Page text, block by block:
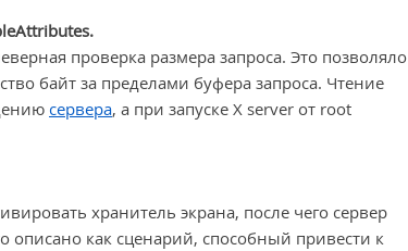
проверка размера запроса. Это позволяло
байт за пределами буфера запроса. Чтение
сервера, а при запуске X server от root
хранитель экрана, после чего сервер
как сценарий, способный привести к